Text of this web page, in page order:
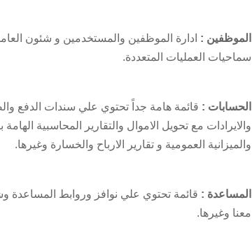
الموظفين : ادارة الموظفين والمستخدمين و شئون
سماحيات العمليات المتعددة.
الحسابات : قائمة هامة جداً تحتوي علي سندات الدفع
والايرادات مع تحويل الاموال والتقارير المحاسبية الهامة
والميزانية العمومية و تقارير الارباح والخسارة وغيرها.
المساعدة : قائمة تحتوي علي نوافز وروابط المساعدة
معنا وغيرها.